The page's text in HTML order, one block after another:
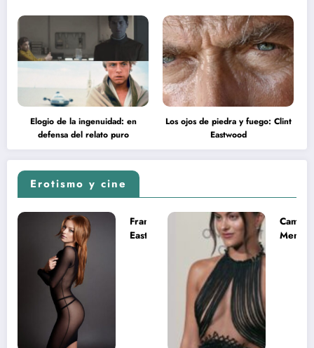
Elogio de la ingenuidad: en
defensa del relato puro
Los ojos de piedra y fuego: Clint
Eastwood
Erotismo y cine
Francesca
Eastwood y
Camila
Mendes